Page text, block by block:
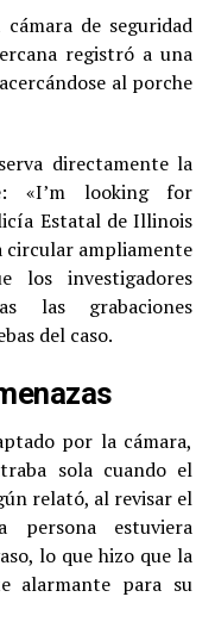
de seguridad
registró a una
al porche
directamente la
«I’m looking for
Estatal de Illinois
circular ampliamente
los investigadores
las grabaciones
del caso.
por la cámara,
sola cuando el
relató, al revisar el
estuviera
lo que hizo que la
alarmante para su